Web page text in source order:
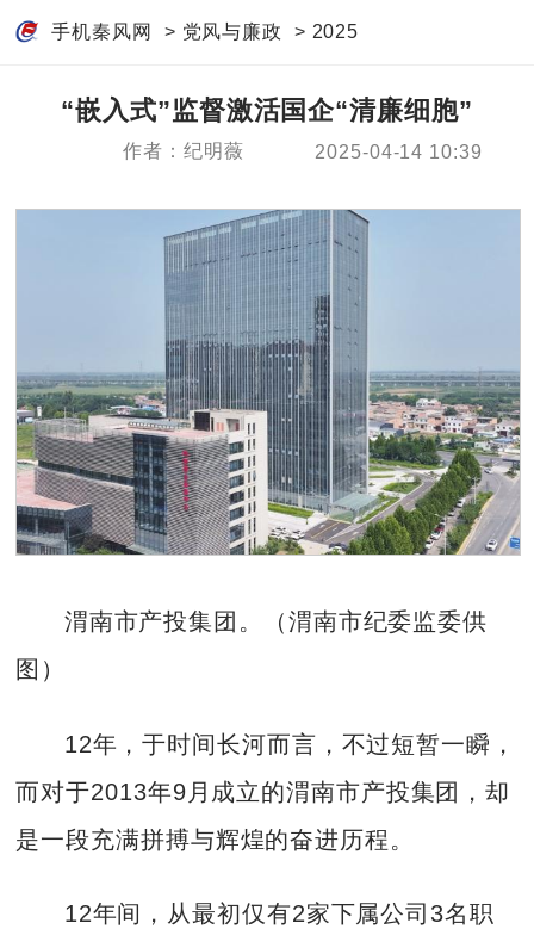
手机秦风网 > 党风与廉政 > 2025
“嵌入式”监督激活国企“清廉细胞”
作者：纪明薇 2025-04-14 10:39
渭南市产投集团。（渭南市纪委监委供
图）
12年，于时间长河而言，不过短暂一瞬，
而对于2013年9月成立的渭南市产投集团，却
是一段充满拼搏与辉煌的奋进历程。
12年间，从最初仅有2家下属公司3名职